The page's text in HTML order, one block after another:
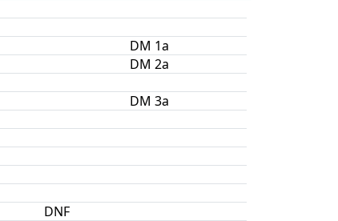
DM 1a
DM 2a
DM 3a
DNF